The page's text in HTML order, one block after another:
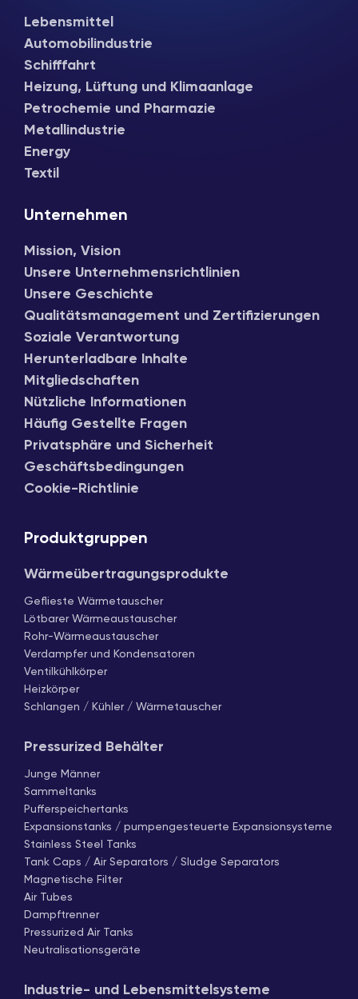
Lebensmittel
Automobilindustrie
Schifffahrt
Heizung, Lüftung und Klimaanlage
Petrochemie und Pharmazie
Metallindustrie
Energy
Textil
Unternehmen
Mission, Vision
Unsere Unternehmensrichtlinien
Unsere Geschichte
Qualitätsmanagement und Zertifizierungen
Soziale Verantwortung
Herunterladbare Inhalte
Mitgliedschaften
Nützliche Informationen
Häufig Gestellte Fragen
Privatsphäre und Sicherheit
Geschäftsbedingungen
Cookie-Richtlinie
Produktgruppen
Wärmeübertragungsprodukte
Geflieste Wärmetauscher
Lötbarer Wärmeaustauscher
Rohr-Wärmeaustauscher
Verdampfer und Kondensatoren
Ventilkühlkörper
Heizkörper
Schlangen / Kühler / Wärmetauscher
Pressurized Behälter
Junge Männer
Sammeltanks
Pufferspeichertanks
Expansionstanks / pumpengesteuerte Expansionsysteme
Stainless Steel Tanks
Tank Caps / Air Separators / Sludge Separators
Magnetische Filter
Air Tubes
Dampftrenner
Pressurized Air Tanks
Neutralisationsgeräte
Industrie- und Lebensmittelsysteme